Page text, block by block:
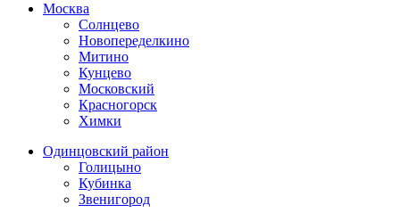
Москва
Солнцево
Новопеределкино
Митино
Кунцево
Московский
Красногорск
Химки
Одинцовский район
Голицыно
Кубинка
Звенигород